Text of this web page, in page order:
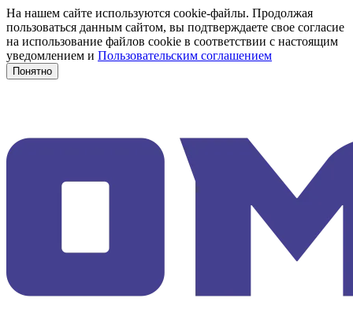
На нашем сайте используются cookie-файлы. Продолжая
пользоваться данным сайтом, вы подтверждаете свое согласие
на использование файлов cookie в соответствии с настоящим
уведомлением и Пользовательским соглашением
Понятно